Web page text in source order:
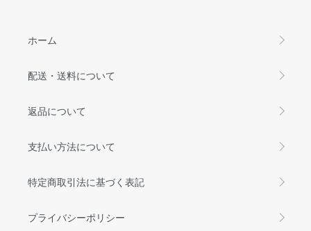
ホーム
配送・送料について
返品について
支払い方法について
特定商取引法に基づく表記
プライバシーポリシー